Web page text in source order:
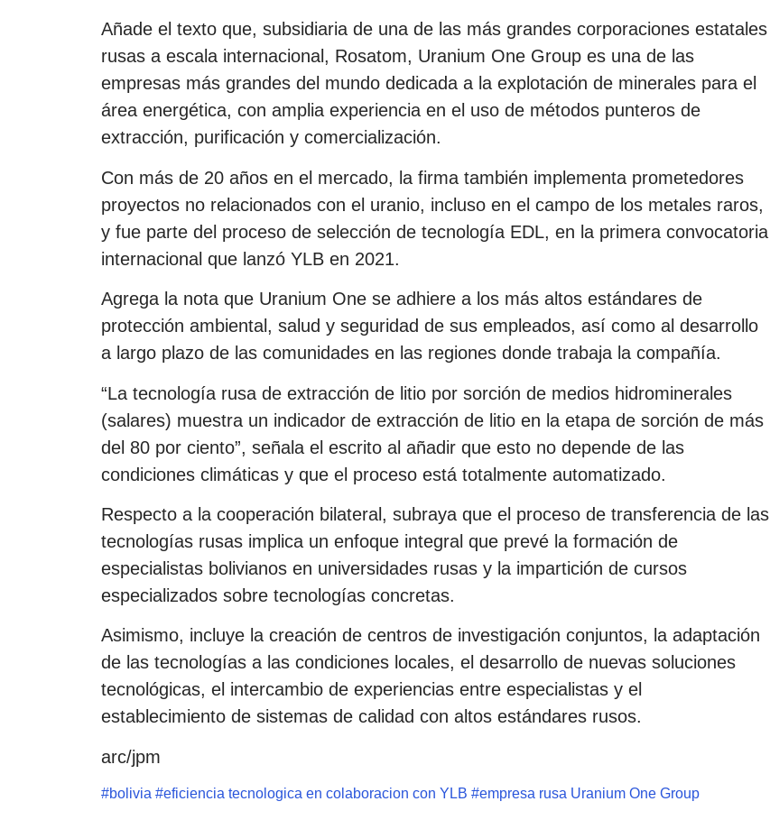
Añade el texto que, subsidiaria de una de las más grandes corporaciones estatales
rusas a escala internacional, Rosatom, Uranium One Group es una de las
empresas más grandes del mundo dedicada a la explotación de minerales para el
área energética, con amplia experiencia en el uso de métodos punteros de
extracción, purificación y comercialización.
Con más de 20 años en el mercado, la firma también implementa prometedores
proyectos no relacionados con el uranio, incluso en el campo de los metales raros,
y fue parte del proceso de selección de tecnología EDL, en la primera convocatoria
internacional que lanzó YLB en 2021.
Agrega la nota que Uranium One se adhiere a los más altos estándares de
protección ambiental, salud y seguridad de sus empleados, así como al desarrollo
a largo plazo de las comunidades en las regiones donde trabaja la compañía.
“La tecnología rusa de extracción de litio por sorción de medios hidrominerales
(salares) muestra un indicador de extracción de litio en la etapa de sorción de más
del 80 por ciento”, señala el escrito al añadir que esto no depende de las
condiciones climáticas y que el proceso está totalmente automatizado.
Respecto a la cooperación bilateral, subraya que el proceso de transferencia de las
tecnologías rusas implica un enfoque integral que prevé la formación de
especialistas bolivianos en universidades rusas y la impartición de cursos
especializados sobre tecnologías concretas.
Asimismo, incluye la creación de centros de investigación conjuntos, la adaptación
de las tecnologías a las condiciones locales, el desarrollo de nuevas soluciones
tecnológicas, el intercambio de experiencias entre especialistas y el
establecimiento de sistemas de calidad con altos estándares rusos.
arc/jpm
#bolivia #eficiencia tecnologica en colaboracion con YLB #empresa rusa Uranium One Group